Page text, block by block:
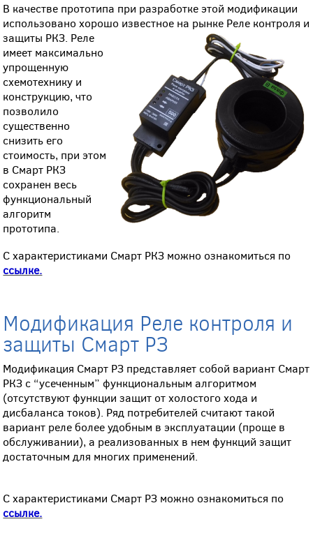
В качестве прототипа при разработке этой модификации
использовано хорошо известное на рынке Реле контроля и
защиты РКЗ. Реле
имеет максимально
упрощенную
схемотехнику и
конструкцию, что
позволило
существенно
снизить его
стоимость, при этом
в Смарт РКЗ
сохранен весь
функциональный
алгоритм
прототипа.
С характеристиками Смарт РКЗ можно ознакомиться по
ссылке.
Модификация Реле контроля и
защиты Смарт РЗ
Модификация Смарт РЗ представляет собой вариант Смарт
РКЗ с “усеченным” функциональным алгоритмом
(отсутствуют функции защит от холостого хода и
дисбаланса токов). Ряд потребителей считают такой
вариант реле более удобным в эксплуатации (проще в
обслуживании), а реализованных в нем функций защит
достаточным для многих применений.
С характеристиками Смарт РЗ можно ознакомиться по
ссылке.